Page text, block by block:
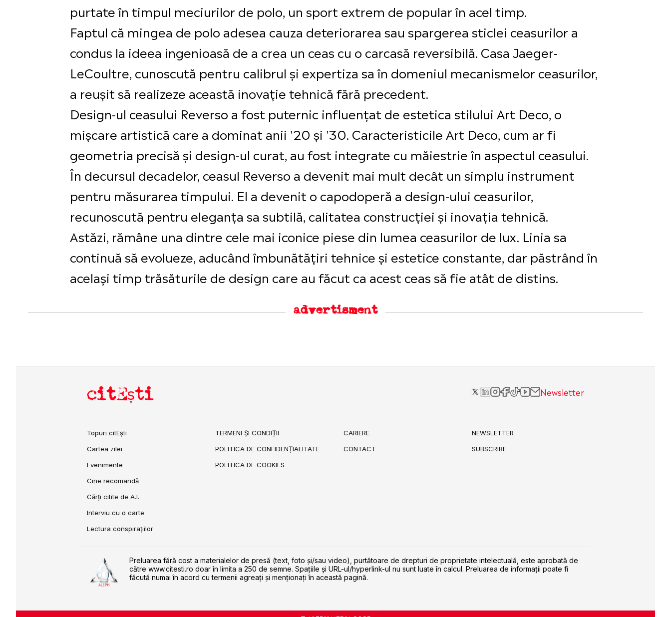
purtate în timpul meciurilor de polo, un sport extrem de popular în acel timp.
Faptul că mingea de polo adesea cauza deteriorarea sau spargerea sticlei ceasurilor a
condus la ideea ingenioasă de a crea un ceas cu o carcasă reversibilă. Casa Jaeger-
LeCoultre, cunoscută pentru calibrul și expertiza sa în domeniul mecanismelor ceasurilor,
a reușit să realizeze această inovație tehnică fără precedent.
Design-ul ceasului Reverso a fost puternic influențat de estetica stilului Art Deco, o
mișcare artistică care a dominat anii '20 și '30. Caracteristicile Art Deco, cum ar fi
geometria precisă și design-ul curat, au fost integrate cu măiestrie în aspectul ceasului.
În decursul decadelor, ceasul Reverso a devenit mai mult decât un simplu instrument
pentru măsurarea timpului. El a devenit o capodoperă a design-ului ceasurilor,
recunoscută pentru eleganța sa subtilă, calitatea construcției și inovația tehnică.
Astăzi, rămâne una dintre cele mai iconice piese din lumea ceasurilor de lux. Linia sa
continuă să evolueze, aducând îmbunătățiri tehnice și estetice constante, dar păstrând în
același timp trăsăturile de design care au făcut ca acest ceas să fie atât de distins.
advertisment
citEști Newsletter
Topuri citEști
Cartea zilei
Evenimente
Cine recomandă
Cărți citite de A.I.
Interviu cu o carte
Lectura conspirațiilor
TERMENI ȘI CONDIȚII
POLITICA DE CONFIDENȚIALITATE
POLITICA DE COOKIES
CARIERE
CONTACT
NEWSLETTER
SUBSCRIBE
Preluarea fără cost a materialelor de presă (text, foto și/sau video), purtătoare de drepturi de proprietate intelectuală, este aprobată de
către www.citesti.ro doar în limita a 250 de semne. Spaţiile şi URL-ul/hyperlink-ul nu sunt luate în calcul. Preluarea de informaţii poate fi
făcută numai în acord cu termenii agreaţi şi menţionaţi în această pagină.